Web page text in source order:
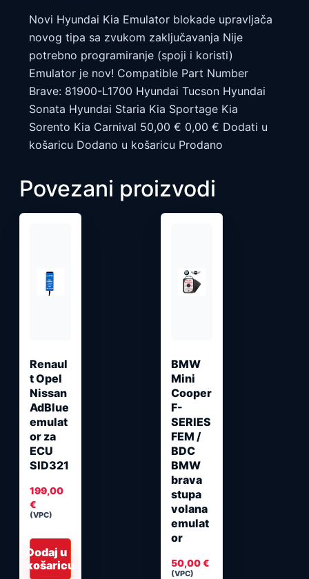
Novi Hyundai Kia Emulator blokade upravljača
novog tipa sa zvukom zaključavanja Nije
potrebno programiranje (spoji i koristi)
Emulator je nov! Compatible Part Number
Brave: 81900-L1700 Hyundai Tucson Hyundai
Sonata Hyundai Staria Kia Sportage Kia
Sorento Kia Carnival 50,00 € 0,00 € Dodati u
košaricu Dodano u košaricu Prodano
Povezani proizvodi
Renaul
t Opel
Nissan
AdBlue
emulat
or za
ECU
SID321
199,00
€
(VPC)
Dodaj u
košaricu
BMW
Mini
Cooper
F-
SERIES
FEM /
BDC
BMW
brava
stupa
volana
emulat
or
50,00€
(VPC)